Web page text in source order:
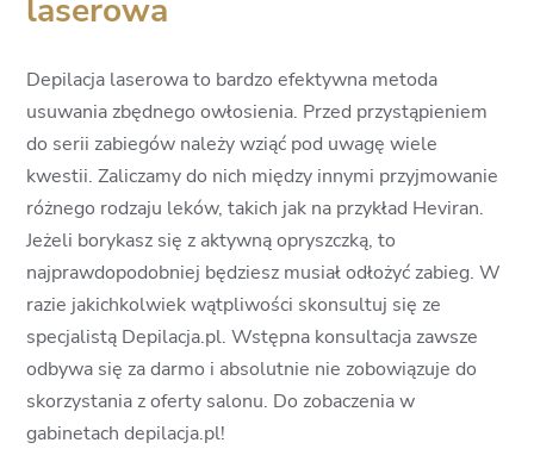
laserowa
Depilacja laserowa to bardzo efektywna metoda
usuwania zbędnego owłosienia. Przed przystąpieniem
do serii zabiegów należy wziąć pod uwagę wiele
kwestii. Zaliczamy do nich między innymi przyjmowanie
różnego rodzaju leków, takich jak na przykład Heviran.
Jeżeli borykasz się z aktywną opryszczką, to
najprawdopodobniej będziesz musiał odłożyć zabieg. W
razie jakichkolwiek wątpliwości skonsultuj się ze
specjalistą Depilacja.pl. Wstępna konsultacja zawsze
odbywa się za darmo i absolutnie nie zobowiązuje do
skorzystania z oferty salonu. Do zobaczenia w
gabinetach depilacja.pl!